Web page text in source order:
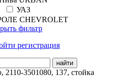
УАЗ
CHEVROLET
фильтр
регистрация
найти
, 2110-3501080, 137, стойка